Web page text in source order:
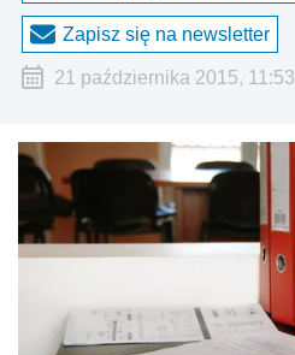
Zapisz się na newsletter
21 października 2015, 11:53